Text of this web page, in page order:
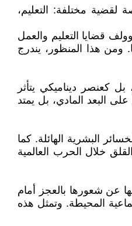
لقضية مختلفة: التعليم،
قضايا التعليم والعمل
ومن هذا المنظور، يندرج
كعنصر ديناميكي يتأثر
البعد المادي، بل يمتد
البشرية الهائلة. كما
خلال الحرب العالمية
عن شعورها بالعجز أمام
المحيطة. وتمثل هذه